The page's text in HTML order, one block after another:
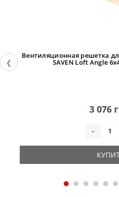
❮
Вентиляционная решетка
SAVEN Loft Angle
3 076
-